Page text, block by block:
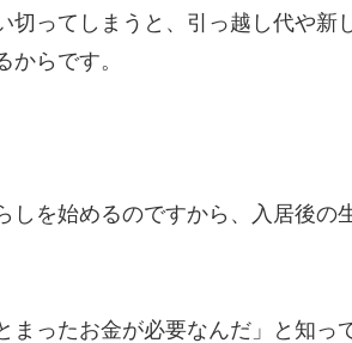
切ってしまうと、引っ越し代や新
らです。
しを始めるのですから、入居後の
まったお金が必要なんだ」と知っ